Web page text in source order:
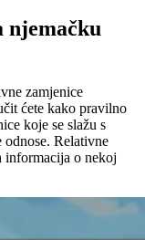
njemačku
zamjenice
ćete kako pravilno
koje se slažu s
odnose. Relativne
informacija o nekoj